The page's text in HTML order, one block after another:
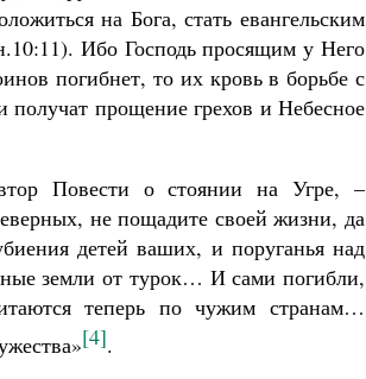
на Бога, стать евангельским
Ибо Господь просящим у Него
погибнет, то их кровь в борьбе с
прощение грехов и Небесное
Повести о стоянии на Угре, –
не пощадите своей жизни, да
детей ваших, и поруганья над
земли от турок… И сами погибли,
теперь по чужим странам…
[4].